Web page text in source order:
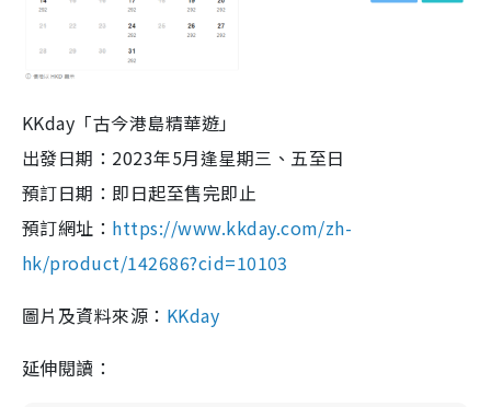
KKday「古今港島精華遊」
出發日期：2023年5月逢星期三、五至日
預訂日期：即日起至售完即止
預訂網址： https://www.kkday.com/zh-
hk/product/142686?cid=10103
圖片及資料來源： KKday
延伸閱讀：